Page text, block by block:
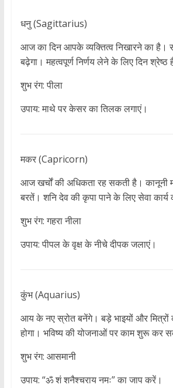
धनु (Sagittarius)
आज का दिन आपके व्यक्तित्व निखारने का है।
बढ़ेगा। महत्वपूर्ण निर्णय लेने के लिए दिन श्रेष्ठ
शुभ रंग: पीला
उपाय: माथे पर केसर का तिलक लगाएं।
मकर (Capricorn)
आज खर्चों की अधिकता रह सकती है। कानूनी
बरतें। शनि देव की कृपा पाने के लिए सेवा कार्य
शुभ रंग: गहरा नीला
उपाय: पीपल के वृक्ष के नीचे दीपक जलाएं।
कुंभ (Aquarius)
आय के नए स्रोत बनेंगे। बड़े भाइयों और मित्रों
होगा। भविष्य की योजनाओं पर काम शुरू कर
शुभ रंग: आसमानी
उपाय: “ॐ शं शनैश्चराय नमः” का जाप करें।